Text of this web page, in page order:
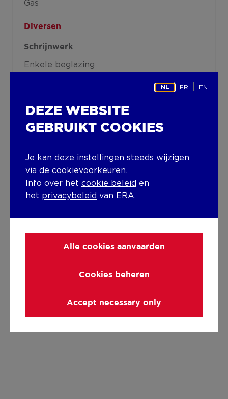
Gas
Diversen
Schrijnwerk
Enkele beglazing
Beglazing Lijstwerk
Warm water
Gebouw
NL FR EN
DEZE WEBSITE
GEBRUIKT COOKIES
Je kan deze instellingen steeds wijzigen
via de cookievoorkeuren.
Info over het cookie beleid en
het privacybeleid van ERA.
Alle cookies aanvaarden
Cookies beheren
Accept necessary only